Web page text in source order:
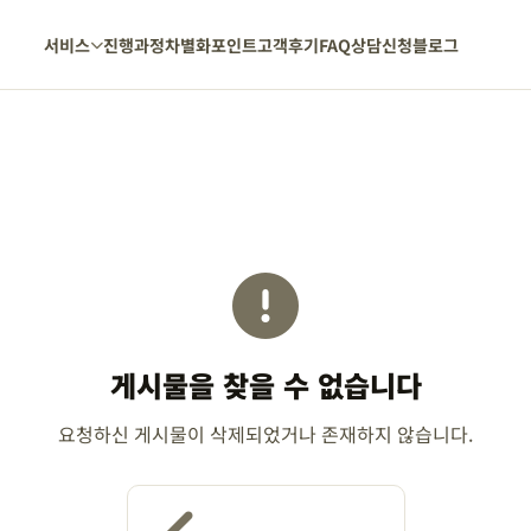
서비스 진행과정차별화포인트고객후기FAQ상담신청블로그
게시물을 찾을 수 없습니다
요청하신 게시물이 삭제되었거나 존재하지 않습니다.